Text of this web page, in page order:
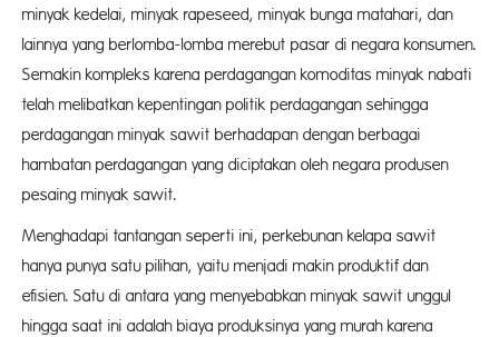
minyak kedelai, minyak rapeseed, minyak bunga matahari, dan
lainnya yang berlomba-lomba merebut pasar di negara konsumen.
Semakin kompleks karena perdagangan komoditas minyak nabati
telah melibatkan kepentingan politik perdagangan sehingga
perdagangan minyak sawit berhadapan dengan berbagai
hambatan perdagangan yang diciptakan oleh negara produsen
pesaing minyak sawit.
Menghadapi tantangan seperti ini, perkebunan kelapa sawit
hanya punya satu pilihan, yaitu menjadi makin produktif dan
efisien. Satu di antara yang menyebabkan minyak sawit unggul
hingga saat ini adalah biaya produksinya yang murah karena